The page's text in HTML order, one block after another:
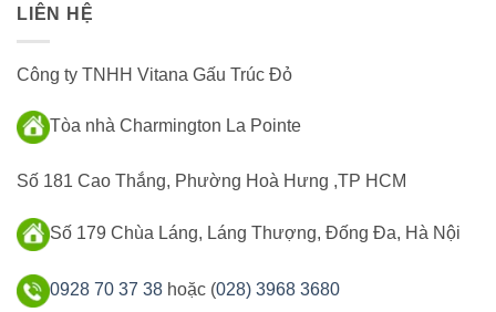
LIÊN HỆ
Công ty TNHH Vitana Gấu Trúc Đỏ
Tòa nhà Charmington La Pointe
Số 181 Cao Thắng, Phường Hoà Hưng ,TP HCM
Số 179 Chùa Láng, Láng Thượng, Đống Đa, Hà Nội
0928 70 37 38 hoặc (028) 3968 3680